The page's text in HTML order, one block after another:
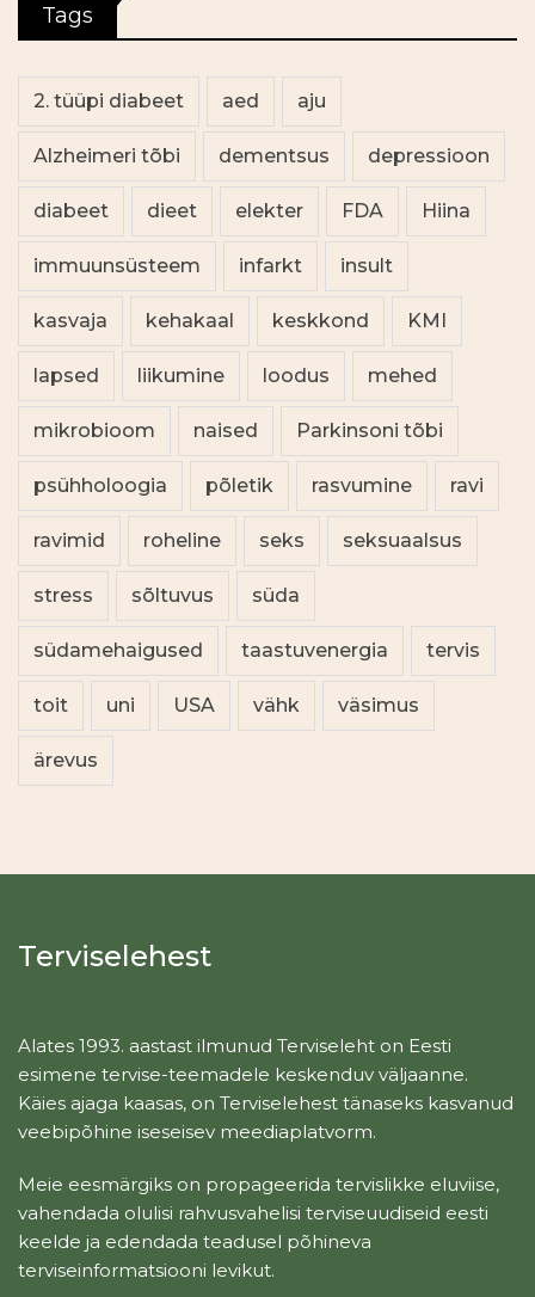
Tags
2. tüüpi diabeet aed aju
Alzheimeri tõbi dementsus depressioon
diabeet dieet elekter FDA Hiina
immuunsüsteem infarkt insult
kasvaja kehakaal keskkond KMI
lapsed liikumine loodus mehed
mikrobioom naised Parkinsoni tõbi
psühholoogia põletik rasvumine ravi
ravimid roheline seks seksuaalsus
stress sõltuvus süda
südamehaigused taastuvenergia tervis
toit uni USA vähk väsimus
ärevus
Terviselehest
Alates 1993. aastast ilmunud Terviseleht on Eesti
esimene tervise-teemadele keskenduv väljaanne.
Käies ajaga kaasas, on Terviselehest tänaseks kasvanud
veebipõhine iseseisev meediaplatvorm.
Meie eesmärgiks on propageerida tervislikke eluviise,
vahendada olulisi rahvusvahelisi terviseuudiseid eesti
keelde ja edendada teadusel põhineva
terviseinformatsiooni levikut.